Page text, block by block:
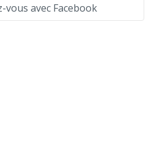
vous avec Facebook